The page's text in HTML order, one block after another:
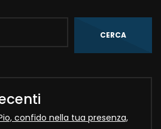
CERCA
confido nella tua presenza,